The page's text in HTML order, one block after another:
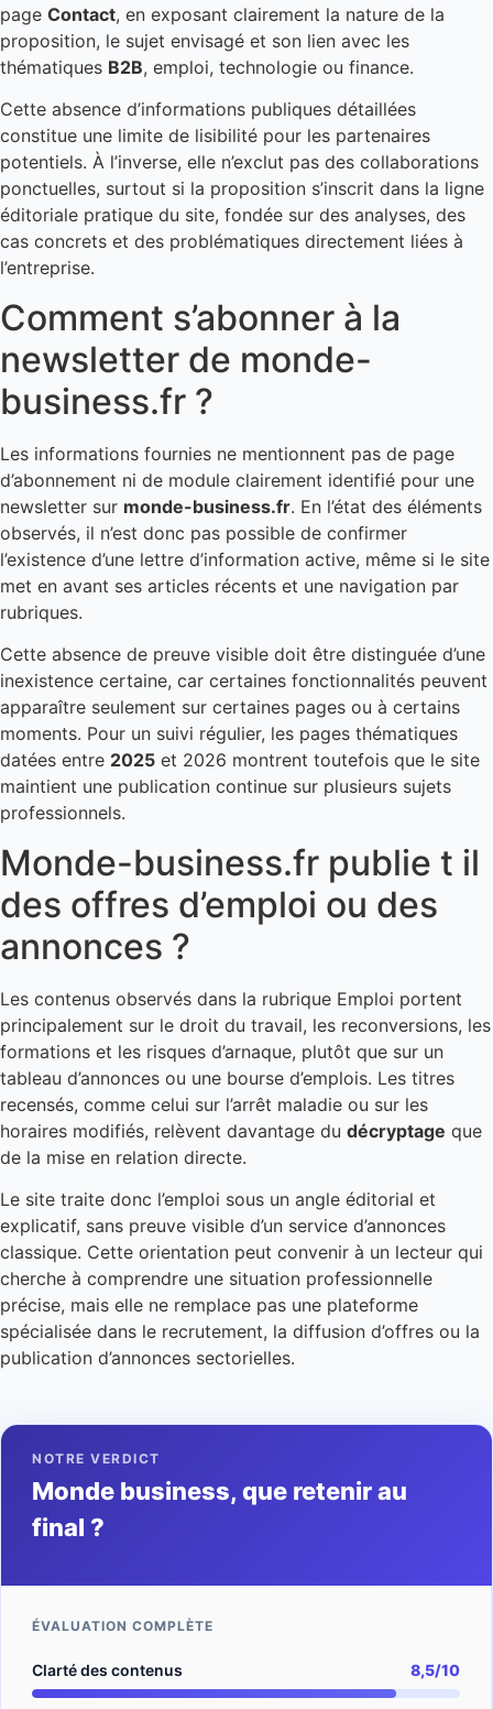
page Contact, en exposant clairement la nature de la
proposition, le sujet envisagé et son lien avec les
thématiques B2B, emploi, technologie ou finance.
Cette absence d’informations publiques détaillées
constitue une limite de lisibilité pour les partenaires
potentiels. À l’inverse, elle n’exclut pas des collaborations
ponctuelles, surtout si la proposition s’inscrit dans la ligne
éditoriale pratique du site, fondée sur des analyses, des
cas concrets et des problématiques directement liées à
l’entreprise.
Comment s’abonner à la
newsletter de monde-
business.fr ?
Les informations fournies ne mentionnent pas de page
d’abonnement ni de module clairement identifié pour une
newsletter sur monde-business.fr. En l’état des éléments
observés, il n’est donc pas possible de confirmer
l’existence d’une lettre d’information active, même si le site
met en avant ses articles récents et une navigation par
rubriques.
Cette absence de preuve visible doit être distinguée d’une
inexistence certaine, car certaines fonctionnalités peuvent
apparaître seulement sur certaines pages ou à certains
moments. Pour un suivi régulier, les pages thématiques
datées entre 2025 et 2026 montrent toutefois que le site
maintient une publication continue sur plusieurs sujets
professionnels.
Monde-business.fr publie t il
des offres d’emploi ou des
annonces ?
Les contenus observés dans la rubrique Emploi portent
principalement sur le droit du travail, les reconversions, les
formations et les risques d’arnaque, plutôt que sur un
tableau d’annonces ou une bourse d’emplois. Les titres
recensés, comme celui sur l’arrêt maladie ou sur les
horaires modifiés, relèvent davantage du décryptage que
de la mise en relation directe.
Le site traite donc l’emploi sous un angle éditorial et
explicatif, sans preuve visible d’un service d’annonces
classique. Cette orientation peut convenir à un lecteur qui
cherche à comprendre une situation professionnelle
précise, mais elle ne remplace pas une plateforme
spécialisée dans le recrutement, la diffusion d’offres ou la
publication d’annonces sectorielles.
NOTRE VERDICT
Monde business, que retenir au
final ?
ÉVALUATION COMPLÈTE
Clarté des contenus 8,5/10